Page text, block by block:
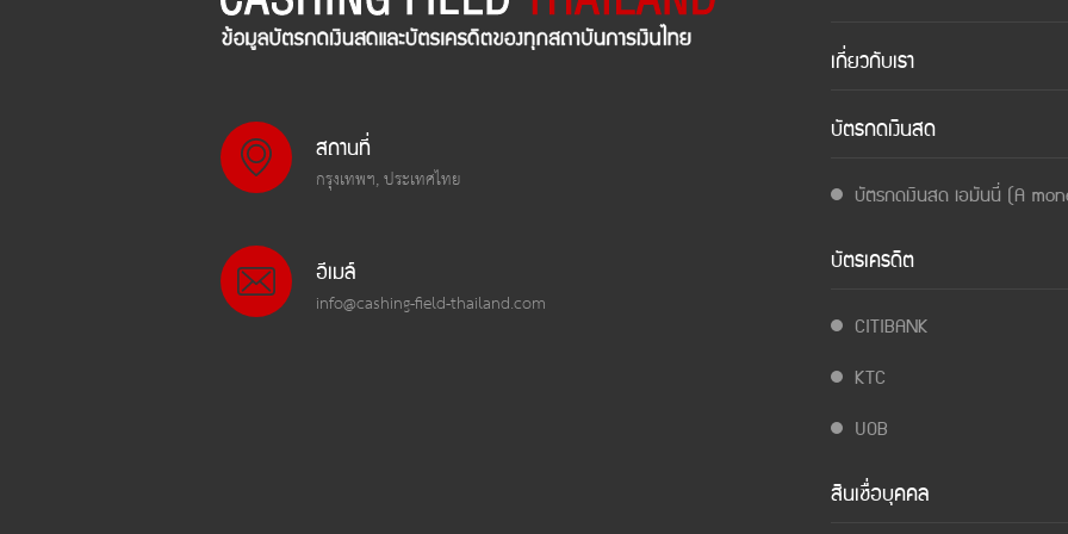
สถานที่
กรุงเทพฯ, ประเทศไทย
อีเมล์
info@cashing-field-thailand.com
เกี่ยวกับเรา
บัตรกดเงินสด
บัตรกดเงินสด เอมันนี่ (A
บัตรเครดิต
CITIBANK
KTC
UOB
สินเชื่อบุคคล